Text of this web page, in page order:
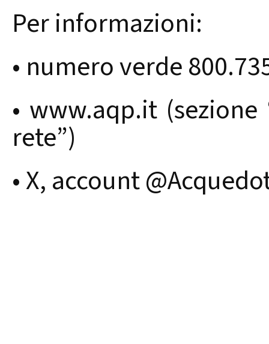
Per informazioni:
• numero verde
• www.aqp.it
rete”)
• X, account